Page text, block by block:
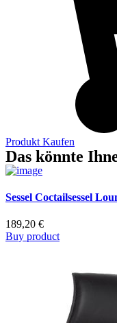
Produkt Kaufen
Das könnte
Sessel Coctailsessel
189,20 €
Buy product